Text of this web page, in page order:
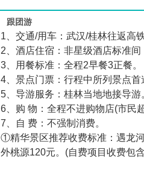
跟团游
1、交通/用车：武汉/桂林往返高
2、酒店住宿：非星级酒店标准
3、用餐标准：全程2早餐3正餐
4、景点门票：行程中所列景点
5、导游服务：桂林当地地接导游
6、购 物：全程不进购物店(市民
7、自 费：不强制消费。
①精华景区推荐收费标准：遇龙
外桃源120元。(自费项目收费包